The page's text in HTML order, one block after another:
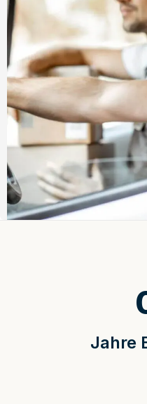
Jahre